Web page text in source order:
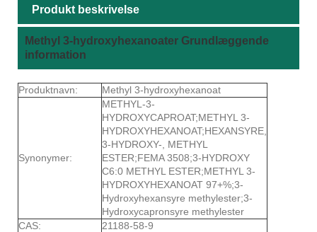
Produkt beskrivelse
Methyl 3-hydroxyhexanoater Grundlæggende
information
Produktnavn: Methyl 3-hydroxyhexanoat
Synonymer:
METHYL-3-
HYDROXYCAPROAT;METHYL 3-
HYDROXYHEXANOAT;HEXANSYRE,
3-HYDROXY-, METHYL
ESTER;FEMA 3508;3-HYDROXY
C6:0 METHYL ESTER;METHYL 3-
HYDROXYHEXANOAT 97+%;3-
Hydroxyhexansyre methylester;3-
Hydroxycapronsyre methylester
CAS:
21188-58-9